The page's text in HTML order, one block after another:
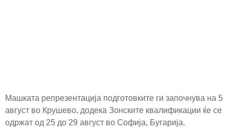
Машката репрезентација подготовките ги започнува на 5
август во Крушево, додека Зонските квалификации ќе се
одржат од 25 до 29 август во Софија, Бугарија.